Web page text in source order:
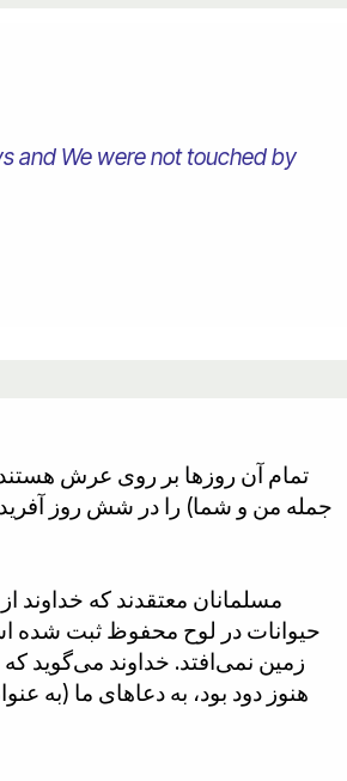
and We were not touched by
تمام آن روزها بر روی عرش
مسلمانان معتقدند که خداوند
حیوانات در لوح محفوظ ثبت شده
زمین نمی‌افتد. خداوند می‌گوید
هنوز دود بود، به دعاهای ما (به